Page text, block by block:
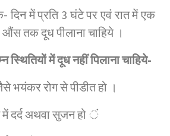
दिन में प्रति 3 घंटे पर एवं रात में एक
औंस तक दूध पीलाना चाहिये ।
स्थितियों में दूध नहीं पिलाना चाहिये-
भयंकर रोग से पीडीत हो ।
में दर्द अथवा सुजन हो